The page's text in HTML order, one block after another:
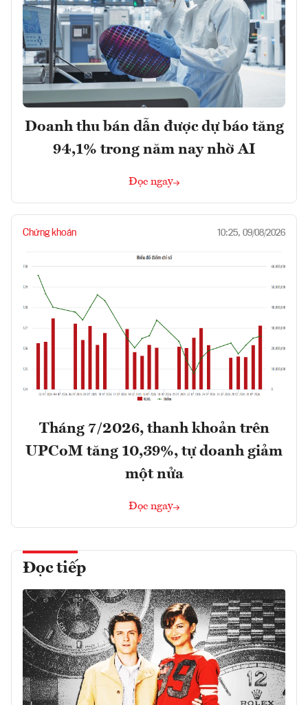
Doanh thu bán dẫn được dự báo tăng
94,1% trong năm nay nhờ AI
Đọc ngay
Chứng khoán 10:25, 09/08/2026
Tháng 7/2026, thanh khoản trên
UPCoM tăng 10,39%, tự doanh giảm
một nửa
Đọc ngay
Đọc tiếp